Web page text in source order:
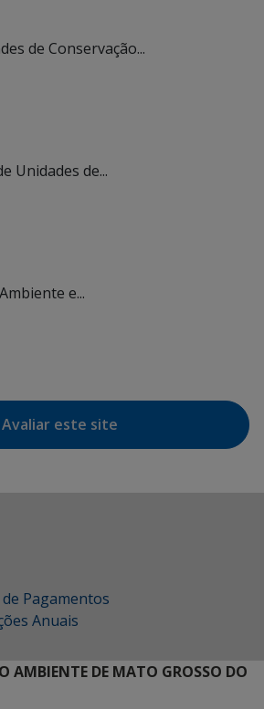
de Conservação...
Unidades de...
e...
Avaliar este site
Pagamentos
Anuais
AMBIENTE DE MATO GROSSO DO